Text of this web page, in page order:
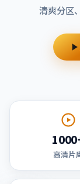
清爽分区
高清片